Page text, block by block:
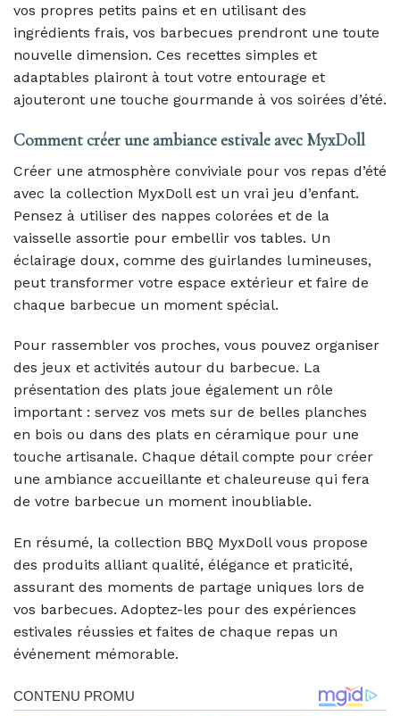
vos propres petits pains et en utilisant des
ingrédients frais, vos barbecues prendront une toute
nouvelle dimension. Ces recettes simples et
adaptables plairont à tout votre entourage et
ajouteront une touche gourmande à vos soirées d’été.
Comment créer une ambiance estivale avec MyxDoll
Créer une atmosphère conviviale pour vos repas d’été
avec la collection MyxDoll est un vrai jeu d’enfant.
Pensez à utiliser des nappes colorées et de la
vaisselle assortie pour embellir vos tables. Un
éclairage doux, comme des guirlandes lumineuses,
peut transformer votre espace extérieur et faire de
chaque barbecue un moment spécial.
Pour rassembler vos proches, vous pouvez organiser
des jeux et activités autour du barbecue. La
présentation des plats joue également un rôle
important : servez vos mets sur de belles planches
en bois ou dans des plats en céramique pour une
touche artisanale. Chaque détail compte pour créer
une ambiance accueillante et chaleureuse qui fera
de votre barbecue un moment inoubliable.
En résumé, la collection BBQ MyxDoll vous propose
des produits alliant qualité, élégance et praticité,
assurant des moments de partage uniques lors de
vos barbecues. Adoptez-les pour des expériences
estivales réussies et faites de chaque repas un
événement mémorable.